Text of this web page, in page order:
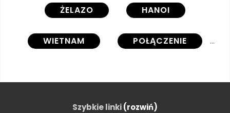
ŻELAZO HANOI
WIETNAM POŁĄCZENIE
DZIEŃ
Szybkie linki(rozwiń)